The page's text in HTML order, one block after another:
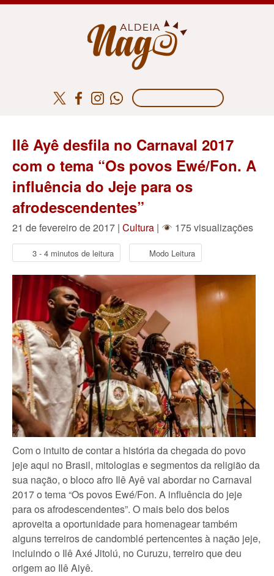
Ilê Ayê desfila no Carnaval 2017
com o tema “Os povos Ewé/Fon. A
influência do Jeje para os
afrodescendentes”
21 de fevereiro de 2017 | Cultura | 175 visualizações
3 - 4 minutos de leitura Modo Leitura
Com o intuito de contar a história da chegada do povo
jeje aqui no Brasil, mitologias e segmentos da religião da
sua nação, o bloco afro Ilê Ayê vai abordar no Carnaval
2017 o tema “Os povos Ewé/Fon. A influência do jeje
para os afrodescendentes”. O mais belo dos belos
aproveita a oportunidade para homenagear também
alguns terreiros de candomblé pertencentes à nação jeje,
incluindo o Ilê Axé Jitolú, no Curuzu, terreiro que deu
origem ao Ilê Aiyê.